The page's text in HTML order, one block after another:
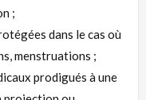
;
dans le cas où
menstruations ;
prodigués à une